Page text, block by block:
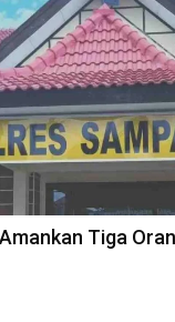
Tiga